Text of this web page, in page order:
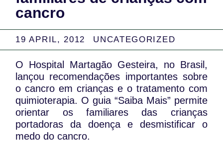
cancro
19 APRIL, 2012 UNCATEGORIZED
O Hospital Martagão Gesteira, no Brasil,
lançou recomendações importantes sobre
o cancro em crianças e o tratamento com
quimioterapia. O guia “Saiba Mais” permite
orientar os familiares das crianças
portadoras da doença e desmistificar o
medo do cancro.